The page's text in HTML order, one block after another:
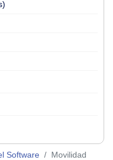
Software Movilidad